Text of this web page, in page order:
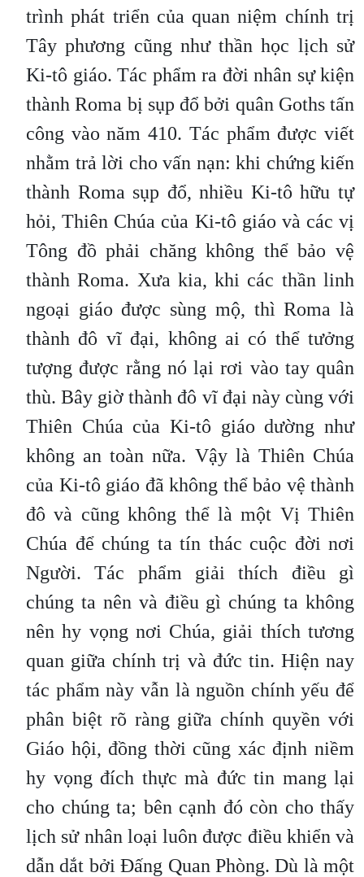
trình phát triển của quan niệm chính trị
Tây phương cũng như thần học lịch sử
Ki-tô giáo. Tác phẩm ra đời nhân sự kiện
thành Roma bị sụp đổ bởi quân Goths tấn
công vào năm 410. Tác phẩm được viết
nhằm trả lời cho vấn nạn: khi chứng kiến
thành Roma sụp đổ, nhiều Ki-tô hữu tự
hỏi, Thiên Chúa của Ki-tô giáo và các vị
Tông đồ phải chăng không thể bảo vệ
thành Roma. Xưa kia, khi các thần linh
ngoại giáo được sùng mộ, thì Roma là
thành đô vĩ đại, không ai có thể tưởng
tượng được rằng nó lại rơi vào tay quân
thù. Bây giờ thành đô vĩ đại này cùng với
Thiên Chúa của Ki-tô giáo dường như
không an toàn nữa. Vậy là Thiên Chúa
của Ki-tô giáo đã không thể bảo vệ thành
đô và cũng không thể là một Vị Thiên
Chúa để chúng ta tín thác cuộc đời nơi
Người. Tác phẩm giải thích điều gì
chúng ta nên và điều gì chúng ta không
nên hy vọng nơi Chúa, giải thích tương
quan giữa chính trị và đức tin. Hiện nay
tác phẩm này vẫn là nguồn chính yếu để
phân biệt rõ ràng giữa chính quyền với
Giáo hội, đồng thời cũng xác định niềm
hy vọng đích thực mà đức tin mang lại
cho chúng ta; bên cạnh đó còn cho thấy
lịch sử nhân loại luôn được điều khiển và
dẫn dắt bởi Đấng Quan Phòng. Dù là một